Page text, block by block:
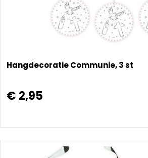
Hangdecoratie Communie, 3 st
€ 2,95